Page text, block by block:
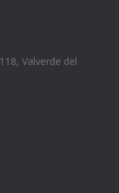
Valverde del